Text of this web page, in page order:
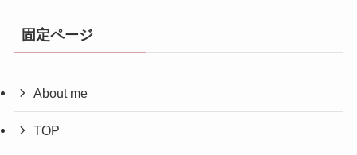
固定ページ
About me
TOP